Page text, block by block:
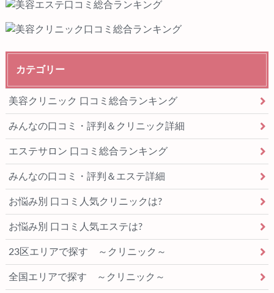
カテゴリー
美容クリニック 口コミ総合ランキング
みんなの口コミ・評判＆クリニック詳細
エステサロン 口コミ総合ランキング
みんなの口コミ・評判＆エステ詳細
お悩み別 口コミ人気クリニックは?
お悩み別 口コミ人気エステは?
23区エリアで探す ～クリニック～
全国エリアで探す ～クリニック～